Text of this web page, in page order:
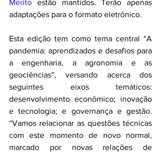
Mérito estão mantidos. Terão apenas
adaptações para o formato eletrônico.
Esta edição tem como tema central “A
pandemia: aprendizados e desafios para
a engenharia, a agronomia e as
geociências”, versando acerca dos
seguintes eixos temáticos:
desenvolvimento econômico; inovação
e tecnologia; e governança e gestão.
“Vamos relacionar as questões técnicas
com este momento de novo normal,
marcado por novas relações de